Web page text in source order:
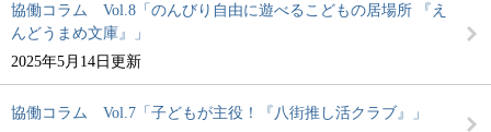
協働コラム Vol.8「のんびり自由に遊べるこどもの居場所 『え
んどうまめ文庫』」
2025年5月14日更新
協働コラム Vol.7「子どもが主役！『八街推し活クラブ』」